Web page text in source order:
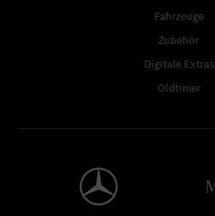
Fahrzeuge
Zubehör
Digitale Extras
Oldtimer